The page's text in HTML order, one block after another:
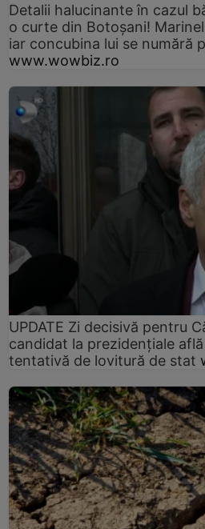
Detalii halucinante în cazul
o curte din Botoșani!
iar concubina lui se numără
www.wowbiz.ro
UPDATE Zi decisivă pentru
candidat la prezidențiale
tentativă de lovitură de stat